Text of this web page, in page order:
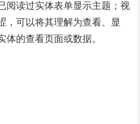
阅读过实体表单显示主题；视
，可以将其理解为查看、显
体的查看页面或数据。